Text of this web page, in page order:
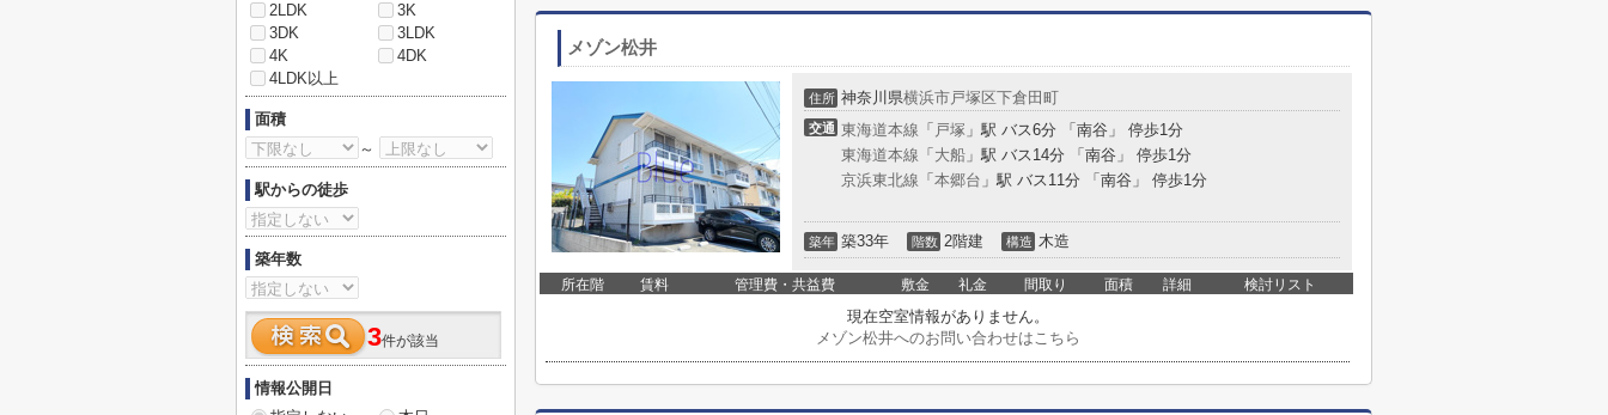
メゾン松井
住所 神奈川県横浜市戸塚区下倉田町
交通 東海道本線 「 戸塚 」駅 バス6分 「南谷」 停歩1分
東海道本線 「 大船 」駅 バス14分 「南谷」 停歩1分
京浜東北線 「 本郷台 」駅 バス11分 「南谷」 停歩1分
築年 築33年 階数 2階建 構造 木造
所在階 賃料 管理費・共益費 敷金 礼金 間取り 面積 詳細 検討リスト
現在空室情報がありません。
メゾン松井へのお問い合わせはこちら
2LDK
3K
3DK
3LDK
4K
4DK
4LDK以上
面積
～
駅からの徒歩
築年数
3件が該当
情報公開日